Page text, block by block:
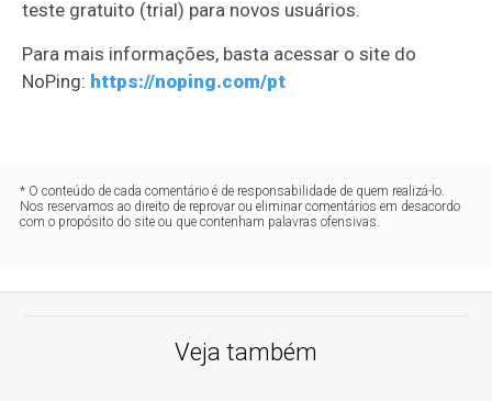
teste gratuito (trial) para novos usuários.
Para mais informações, basta acessar o site do
NoPing: https://noping.com/pt
* O conteúdo de cada comentário é de responsabilidade de quem realizá-lo.
Nos reservamos ao direito de reprovar ou eliminar comentários em desacordo
com o propósito do site ou que contenham palavras ofensivas.
Veja também